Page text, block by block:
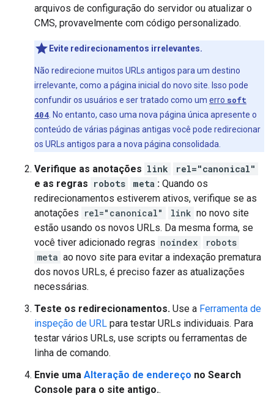
arquivos de configuração do servidor ou atualizar o
CMS, provavelmente com código personalizado.
Evite redirecionamentos irrelevantes.
Não redirecione muitos URLs antigos para um destino
irrelevante, como a página inicial do novo site. Isso pode
confundir os usuários e ser tratado como um erro soft
404 . No entanto, caso uma nova página única apresente o
conteúdo de várias páginas antigas você pode redirecionar
os URLs antigos para a nova página consolidada.
Verifique as anotações link
rel="canonical"
e as regras robots meta : Quando os
redirecionamentos estiverem ativos, verifique se as
anotações rel="canonical" link no novo site
estão usando os novos URLs. Da mesma forma, se
você tiver adicionado regras noindex
robots
meta ao novo site para evitar a indexação prematura
dos novos URLs, é preciso fazer as atualizações
necessárias.
Teste os redirecionamentos. Use a Ferramenta de
inspeção de URL para testar URLs individuais. Para
testar vários URLs, use scripts ou ferramentas de
linha de comando.
Envie uma Alteração de endereço no Search
Console para o site antigo..